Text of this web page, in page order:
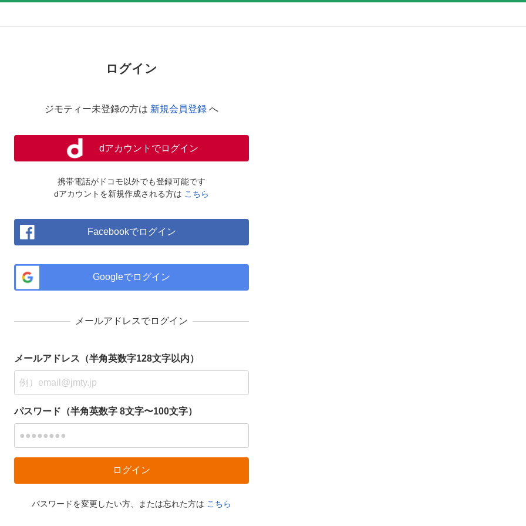
ログイン
ジモティー未登録の方は 新規会員登録 へ
dアカウントでログイン
携帯電話がドコモ以外でも登録可能です
dアカウントを新規作成される方は こちら
Facebookでログイン
Googleでログイン
メールアドレスでログイン
メールアドレス（半角英数字128文字以内）
パスワード（半角英数字 8文字〜100文字）
パスワードを変更したい方、または忘れた方は こちら